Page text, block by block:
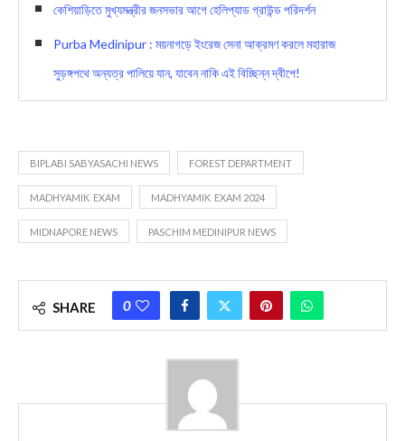
কেশিয়াড়িতে মুখ্যমন্ত্রীর জনসভার আগে হেলিপ্যাড গ্রাউন্ড পরিদর্শন
Purba Medinipur : ময়নাগড়ে ইংরেজ সেনা আক্রমণ করলে মহারাজ
সুড়ঙ্গপথে অন্যত্র পালিয়ে যান, যাবেন নাকি এই বিচ্ছিন্ন দ্বীপে!
BIPLABI SABYASACHI NEWS FOREST DEPARTMENT
MADHYAMIK EXAM MADHYAMIK EXAM 2024
MIDNAPORE NEWS PASCHIM MEDINIPUR NEWS
SHARE 0